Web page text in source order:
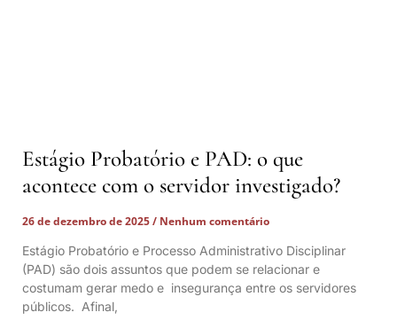
Estágio Probatório e PAD: o que
acontece com o servidor investigado?
26 de dezembro de 2025
Nenhum comentário
Estágio Probatório e Processo Administrativo Disciplinar
(PAD) são dois assuntos que podem se relacionar e
costumam gerar medo e insegurança entre os servidores
públicos. Afinal,